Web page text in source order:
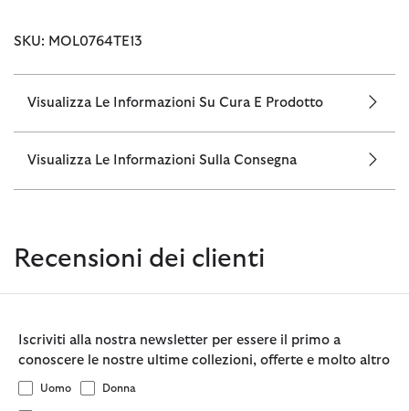
SKU: MOL0764TE13
Visualizza Le Informazioni Su Cura E Prodotto
Visualizza Le Informazioni Sulla Consegna
Recensioni dei clienti
Iscriviti alla nostra newsletter per essere il primo a
conoscere le nostre ultime collezioni, offerte e molto altro
Uomo Donna